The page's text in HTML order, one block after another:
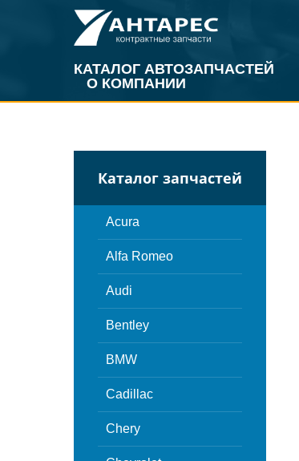
КАТАЛОГ АВТОЗАПЧАСТЕЙ
О КОМПАНИИ
Каталог запчастей
Acura
Alfa Romeo
Audi
Bentley
BMW
Cadillac
Chery